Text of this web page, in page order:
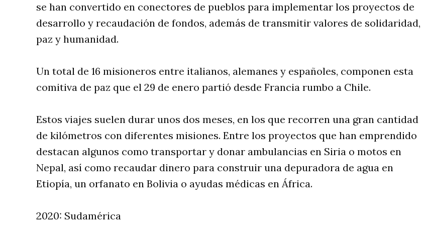
se han convertido en conectores de pueblos para implementar los proyectos de
desarrollo y recaudación de fondos, además de transmitir valores de solidaridad,
paz y humanidad.
Un total de 16 misioneros entre italianos, alemanes y españoles, componen esta
comitiva de paz que el 29 de enero partió desde Francia rumbo a Chile.
Estos viajes suelen durar unos dos meses, en los que recorren una gran cantidad
de kilómetros con diferentes misiones. Entre los proyectos que han emprendido
destacan algunos como transportar y donar ambulancias en Siria o motos en
Nepal, así como recaudar dinero para construir una depuradora de agua en
Etiopía, un orfanato en Bolivia o ayudas médicas en África.
2020: Sudamérica